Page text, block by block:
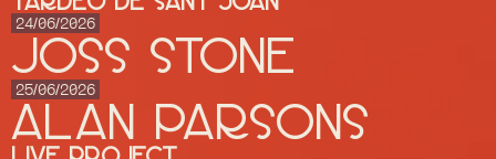
24/06/2026
JOSS STONE
25/06/2026
ALAN PARSONS